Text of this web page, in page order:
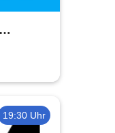
19:30 Uhr